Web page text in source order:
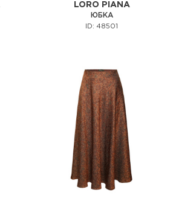
LORO PIANA
ЮБКА
ID: 48501